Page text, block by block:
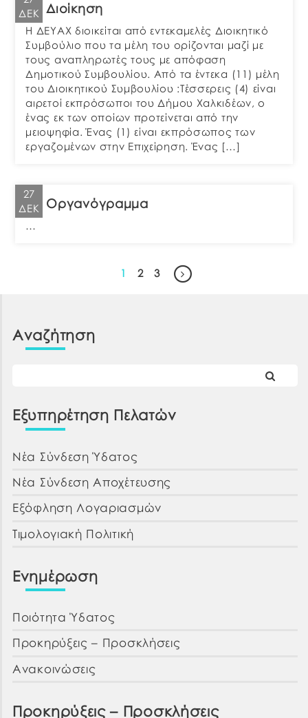
ΔΕΚ
Διοίκηση
Η ΔΕΥΑΧ διοικείται από εντεκαμελές Διοικητικό
Συμβούλιο που τα μέλη του ορίζονται μαζί με
τους αναπληρωτές τους με απόφαση
Δημοτικού Συμβουλίου. Από τα έντεκα (11) μέλη
του Διοικητικού Συμβουλίου :Τέσσερεις (4) είναι
αιρετοί εκπρόσωποι του Δήμου Χαλκιδέων, ο
ένας εκ των οποίων προτείνεται από την
μειοψηφία. Ένας (1) είναι εκπρόσωπος των
εργαζομένων στην Επιχείρηση. Ένας […]
27
ΔΕΚ
Οργανόγραμμα
…
1 2 3
Αναζήτηση
Εξυπηρέτηση Πελατών
Νέα Σύνδεση Ύδατος
Νέα Σύνδεση Αποχέτευσης
Εξόφληση Λογαριασμών
Τιμολογιακή Πολιτική
Ενημέρωση
Ποιότητα Ύδατος
Προκηρύξεις – Προσκλήσεις
Ανακοινώσεις
Προκηρύξεις – Προσκλήσεις